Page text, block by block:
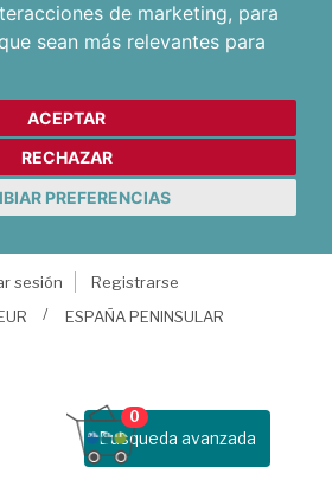
de marketing, para
sean más relevantes para
ACEPTAR
RECHAZAR
PREFERENCIAS
sesión
Registrarse
ESPAÑA PENINSULAR
Busqueda avanzada
0